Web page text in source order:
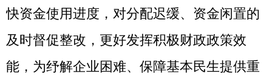
价框架10项一级指标、29项二级指标、71项
三级指标，按照县（市）自评、州级复核“二
步走”方式查找不足，补齐短板，推动预算绩